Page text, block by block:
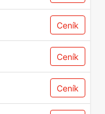
Ceník
Ceník
Ceník